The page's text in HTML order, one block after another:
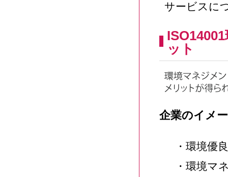
サービスに
ット
企業のイメ
・環境優
・環境マ